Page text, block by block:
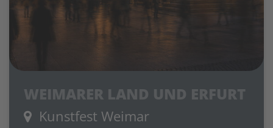
WEIMARER LAND UND ERFURT
Kunstfest Weimar